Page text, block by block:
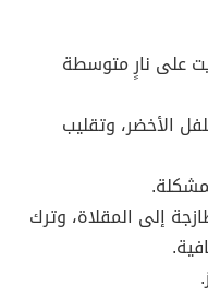
على نارٍ متوسطة
الأخضر، وتقليب
إلى المقلاة، وترك